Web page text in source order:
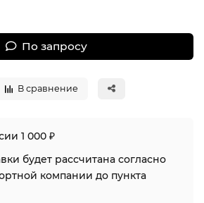
По запросу
В сравнение
1 000 ₽
будет рассчитана согласно
компании до пункта